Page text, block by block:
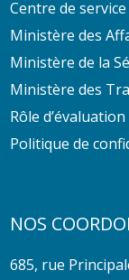
Centre de
Ministère des
Ministère de la
Ministère des
Rôle
Politique de
NOS
685, rue